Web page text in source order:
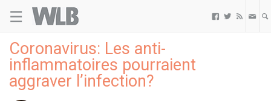
☰   
Coronavirus: Les anti-
inflammatoires pourraient
aggraver l’infection?